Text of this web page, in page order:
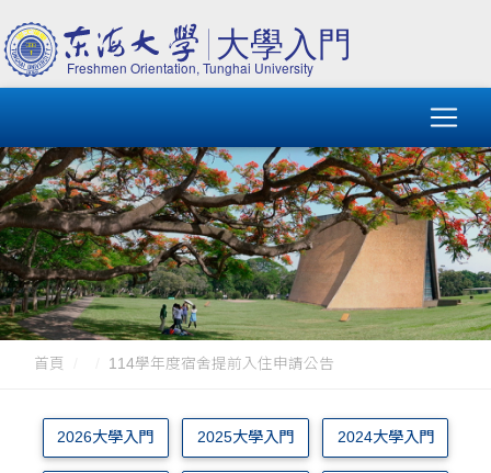
首頁 114學年度宿舍提前入住申請公告
2026大學入門 2025大學入門 2024大學入門